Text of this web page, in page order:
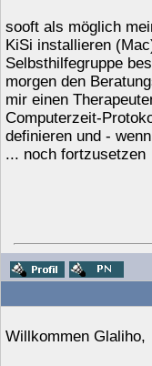
sooft als möglich
KiSi installieren
Selbsthilfegruppe
morgen den
mir einen
Computerzeit-
definieren und -
... noch fortzusetzen
Willkommen Glaliho,